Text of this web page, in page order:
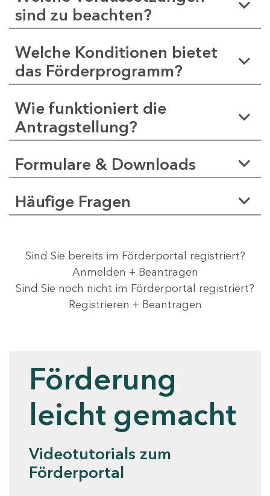
sind zu beachten?
Welche Konditionen bietet
das Förderprogramm?
Wie funktioniert die
Antragstellung?
Formulare & Downloads
Häufige Fragen
Sind Sie bereits im Förderportal registriert?
Anmelden + Beantragen
Sind Sie noch nicht im Förderportal registriert?
Registrieren + Beantragen
Förderung
leicht gemacht
Videotutorials zum
Förderportal